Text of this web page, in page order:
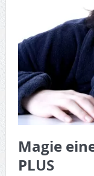
Magie
PLUS